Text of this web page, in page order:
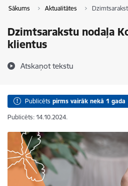
Sākums Aktualitātes
Dzimtsarakstu nodaļa
klientus
Atskaņot tekstu
Publicēts pirms vairāk nekā 1 gada
Publicēts: 14.10.2024.